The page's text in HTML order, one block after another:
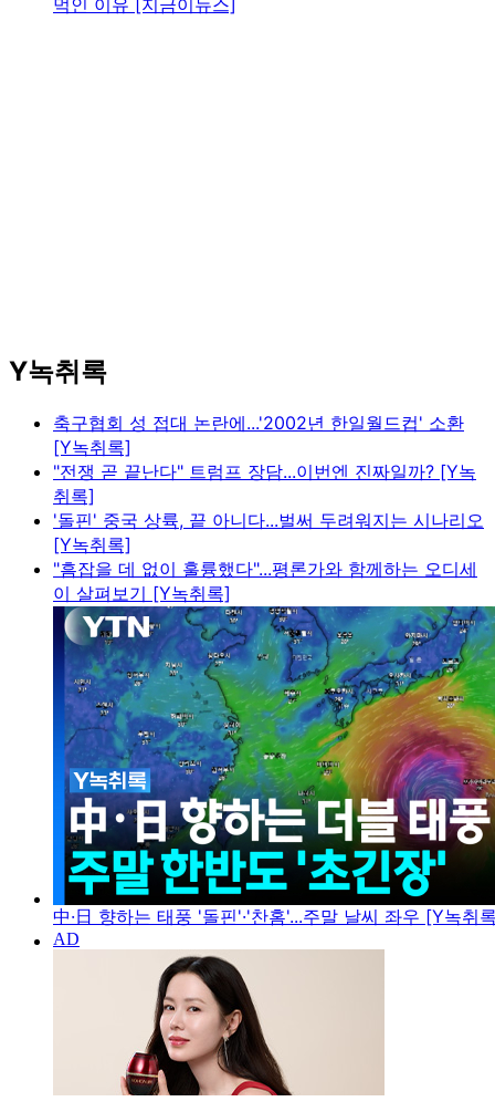
먹인 이유 [지금이뉴스]
Y녹취록
축구협회 성 접대 논란에...'2002년 한일월드컵' 소환
[Y녹취록]
"전쟁 곧 끝난다" 트럼프 장담...이번엔 진짜일까? [Y녹
취록]
'돌핀' 중국 상륙, 끝 아니다...벌써 두려워지는 시나리오
[Y녹취록]
"흠잡을 데 없이 훌륭했다"...평론가와 함께하는 오디세
이 살펴보기 [Y녹취록]
中·日 향하는 태풍 '돌핀'·'찬홈'...주말 날씨 좌우 [Y녹취